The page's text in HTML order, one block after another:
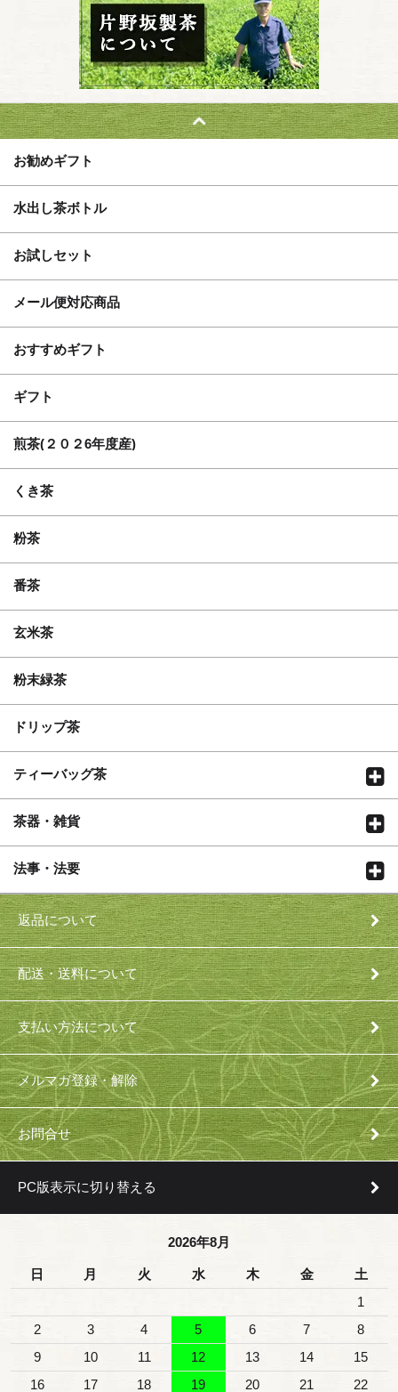
お勧めギフト
水出し茶ボトル
お試しセット
メール便対応商品
おすすめギフト
ギフト
煎茶(２０２6年度産)
くき茶
粉茶
番茶
玄米茶
粉末緑茶
ドリップ茶
ティーバッグ茶
茶器・雑貨
法事・法要
返品について
配送・送料について
支払い方法について
メルマガ登録・解除
お問合せ
PC版表示に切り替える
2026年8月
日 月 火 水 木 金
土
1
2
3 4 5 6 7
8
9
10 11 12 13 14
15
16
17 18 19 20 21
22